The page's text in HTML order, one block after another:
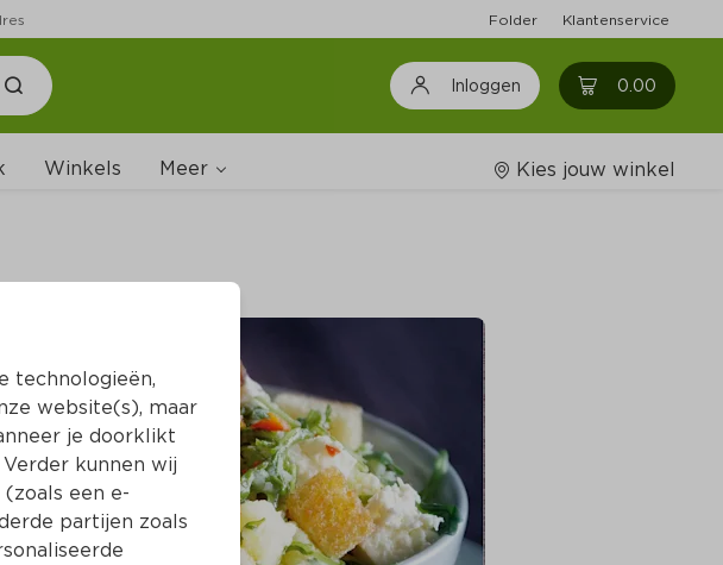
Folder Klantenservice
Inloggen 0.00 0
Winkels Meer
Wijnshop
Boodschappenlijstjes
Kies jouw winkel
technologieën,
website(s), maar
je doorklikt
kunnen wij
een e-
partijen zoals